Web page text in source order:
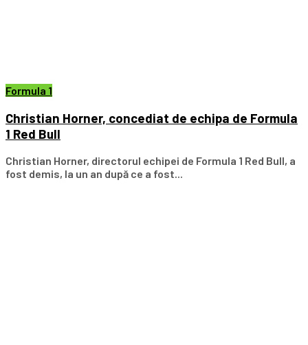
Formula 1
Christian Horner, concediat de echipa de Formula
1 Red Bull
Christian Horner, directorul echipei de Formula 1 Red Bull, a
fost demis, la un an după ce a fost...